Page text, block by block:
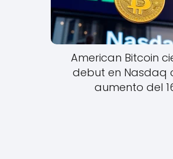
American Bitcoin
debut en Nasdaq
aumento del